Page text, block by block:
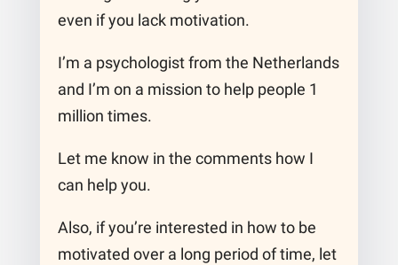
even if you lack motivation.
I’m a psychologist from the Netherlands
and I’m on a mission to help people 1
million times.
Let me know in the comments how I
can help you.
Also, if you’re interested in how to be
motivated over a long period of time, let